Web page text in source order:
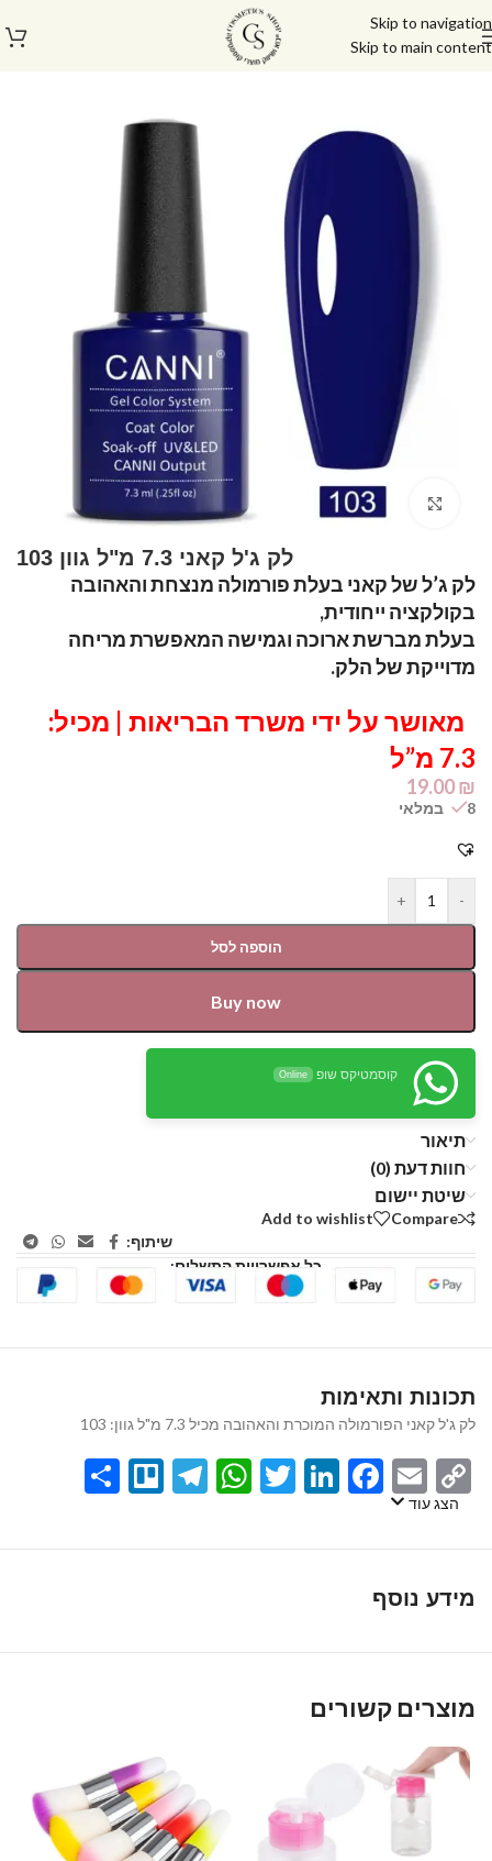
Skip to navigation
Skip to main content
עמוד הבית לק ג'ל/טופ/בייס/לק ג'ל
Click to enlarge
לק ג’ל של קאני בעלת פורמולה מנצחת והאהובה
בקולקציה ייחודית,
בעלת מברשת ארוכה וגמישה המאפשרת מריחה
מדוייקת של הלק.
מאושר על ידי משרד הבריאות | מכיל:
7.3 מ”ל
19.00₪
8 במלאי
-
+
הוספה לסל
Buy now
קוסמטיקס שופ Online
תיאור
חוות דעת (0)
שיטת יישום
Compare
Add to wishlist
שיתוף:
כל אפשרויות התשלום:
תכונות ותאימות
לק ג'ל קאני הפורמולה המוכרת והאהובה מכיל 7.3 מ"ל גוון: 103
Copy
Link
Email
Facebook
LinkedIn
Twitter
WhatsApp
Telegram
Trello
הצג עוד
מידע נוסף
מוצרים קשורים